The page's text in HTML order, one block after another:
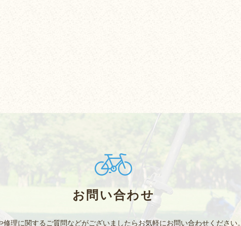
お問い合わせ
修理に関するご質問などがございましたらお気軽にお問い合わせください。